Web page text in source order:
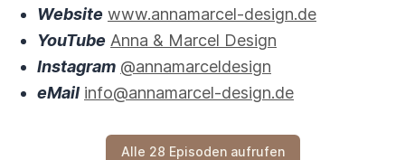
Website www.annamarcel-design.de
YouTube Anna & Marcel Design
Instagram @annamarceldesign
eMail info@annamarcel-design.de
Alle 28 Episoden aufrufen